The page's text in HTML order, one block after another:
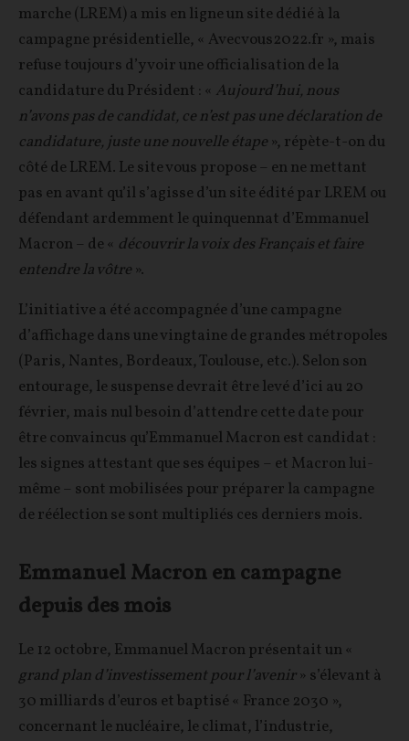
marche (LREM) a mis en ligne un site dédié à la
campagne présidentielle, « Avecvous2022.fr », mais
refuse toujours d’y voir une officialisation de la
candidature du Président : « Aujourd’hui, nous
n’avons pas de candidat, ce n’est pas une déclaration de
candidature, juste une nouvelle étape », répète-t-on du
côté de LREM. Le site vous propose – en ne mettant
pas en avant qu’il s’agisse d’un site édité par LREM ou
défendant ardemment le quinquennat d’Emmanuel
Macron – de « découvrir la voix des Français et faire
entendre la vôtre ».
L’initiative a été accompagnée d’une campagne
d’affichage dans une vingtaine de grandes métropoles
(Paris, Nantes, Bordeaux, Toulouse, etc.). Selon son
entourage, le suspense devrait être levé d’ici au 20
février, mais nul besoin d’attendre cette date pour
être convaincus qu’Emmanuel Macron est candidat :
les signes attestant que ses équipes – et Macron lui-
même – sont mobilisées pour préparer la campagne
de réélection se sont multipliés ces derniers mois.
Emmanuel Macron en campagne
depuis des mois
Le 12 octobre, Emmanuel Macron présentait un «
grand plan d’investissement pour l’avenir» s’élevant à
30 milliards d’euros et baptisé « France 2030 »,
concernant le nucléaire, le climat, l’industrie,